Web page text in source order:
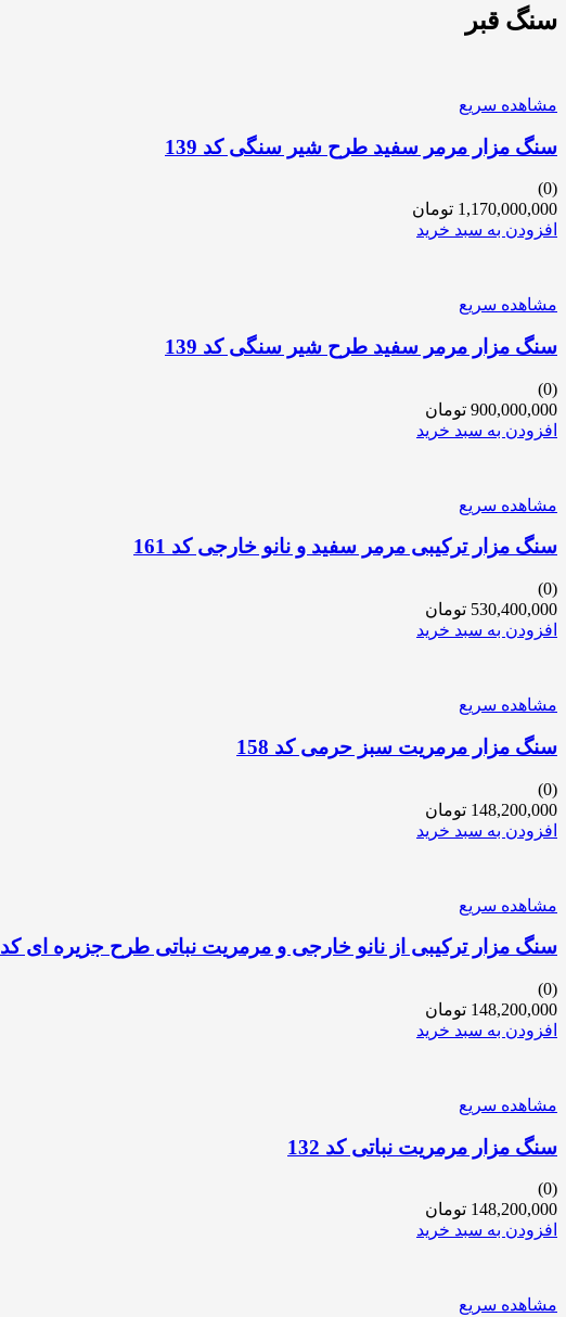
سنگ قبر
مشاهده سریع
سنگ مزار مرمر سفید طرح شیر سنگی کد 139
(0)
1,170,000,000 تومان
افزودن به سبد خرید
مشاهده سریع
سنگ مزار مرمر سفید طرح شیر سنگی کد 139
(0)
900,000,000 تومان
افزودن به سبد خرید
مشاهده سریع
سنگ مزار ترکیبی مرمر سفید و نانو خارجی کد 161
(0)
530,400,000 تومان
افزودن به سبد خرید
مشاهده سریع
سنگ مزار مرمریت سبز حرمی کد 158
(0)
148,200,000 تومان
افزودن به سبد خرید
مشاهده سریع
سنگ مزار ترکیبی از نانو خارجی و مرمریت نباتی طرح جزیره ای کد 136
(0)
148,200,000 تومان
افزودن به سبد خرید
مشاهده سریع
سنگ مزار مرمریت نباتی کد 132
(0)
148,200,000 تومان
افزودن به سبد خرید
مشاهده سریع